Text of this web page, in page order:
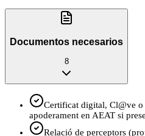
Documentos necesarios
8
Certificat digital, Cl@ve
apoderament en AEAT si
Relació de perceptors